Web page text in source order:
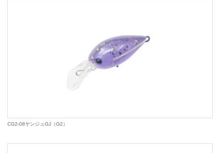
CG2-08ヤンジュGJ（G2）